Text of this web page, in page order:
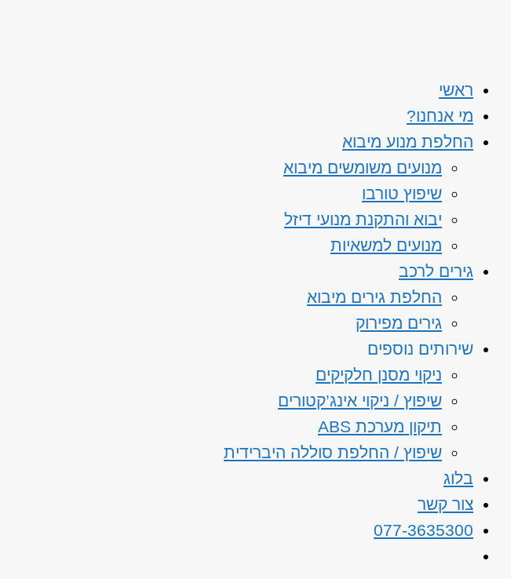
ראשי
מי אנחנו?
החלפת מנוע מיבוא
מנועים משומשים מיבוא
שיפוץ טורבו
יבוא והתקנת מנועי דיזל
מנועים למשאיות
גירים לרכב
החלפת גירים מיבוא
גירים מפירוק
שירותים נוספים
ניקוי מסנן חלקיקים
שיפוץ / ניקוי אינג’קטורים
תיקון מערכת ABS
שיפוץ / החלפת סוללה היברידית
בלוג
צור קשר
077-3635300